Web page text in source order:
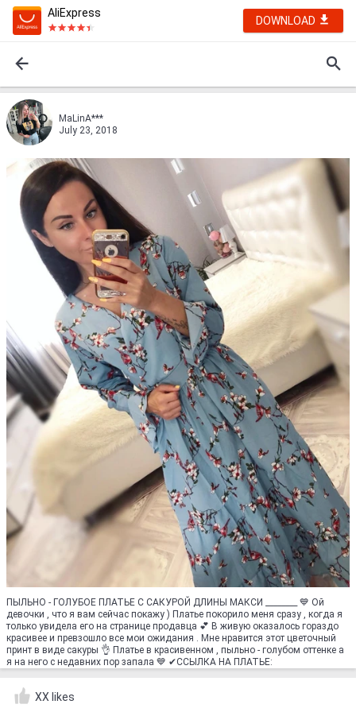
AliExpress
DOWNLOAD
MaLinA***
July 23, 2018
ПЫЛЬНО - ГОЛУБОЕ ПЛАТЬЕ С САКУРОЙ ДЛИНЫ МАКСИ ________ 💙 Ой
девочки , что я вам сейчас покажу ) Платье покорило меня сразу , когда я
только увидела его на странице продавца 💕 В живую оказалось гораздо
красивее и превзошло все мои ожидания . Мне нравится этот цветочный
принт в виде сакуры 👌 Платье в красивенном , пыльно - голубом оттенке а
я на него с недавних пор запала 💙 ✔ССЫЛКА НА ПЛАТЬЕ:
XX likes